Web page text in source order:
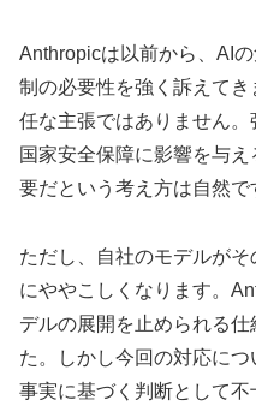
Anthropicは以前から、AI
制の必要性を強く訴えて
任な主張ではありません。
国家安全保障に影響を与
要だという考え方は自然で
ただし、自社のモデルが
にややこしくなります。
デルの展開を止められる
た。しかし今回の対応に
事実に基づく判断として